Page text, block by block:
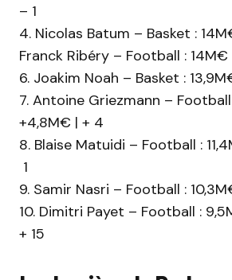
– 1
4. Nicolas Batum – Basket :
Franck Ribéry – Football : 14M€
6. Joakim Noah – Basket :
7. Antoine Griezmann – Football
+4,8M€ | + 4
8. Blaise Matuidi – Football :
1
9. Samir Nasri – Football :
10. Dimitri Payet – Football :
+ 15